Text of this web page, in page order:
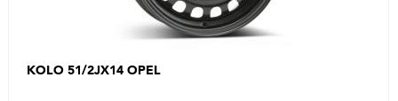
KOLO 51/2JX14 OPEL